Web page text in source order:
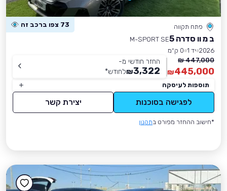
פתח תקווה 73 צפו ברכב זה
ב מ וו סדרה 5
M-SPORT SE
2026 יד 1
0 ק״מ
447,000 ₪
445,000
₪
החזר חודשי מ-
3,322
₪לחודש*
תוספות לעיסקה
לפגישה בסוכנות יצירת קשר
*חישוב ההחזר מפורט בתקנון